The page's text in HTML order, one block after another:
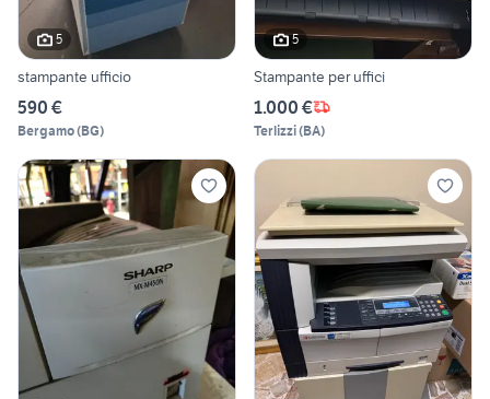
5
stampante ufficio
590 €
Bergamo(BG)
5
Stampante per uffici
1.000 €
Terlizzi(BA)